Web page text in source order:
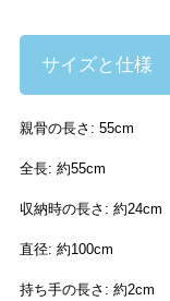
サイズと仕様
親骨の長さ: 55cm
全長: 約55cm
収納時の長さ: 約24cm
直径: 約100cm
持ち手の長さ: 約2cm